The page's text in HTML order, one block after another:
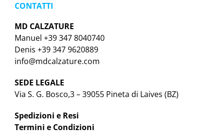
CONTATTI
MD CALZATURE
Manuel +39 347 8040740
Denis +39 347 9620889
info@mdcalzature.com
SEDE LEGALE
Via S. G. Bosco,3 – 39055 Pineta di Laives (BZ)
Spedizioni e Resi
Termini e Condizioni